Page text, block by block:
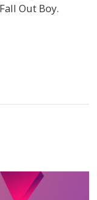
Out Boy.